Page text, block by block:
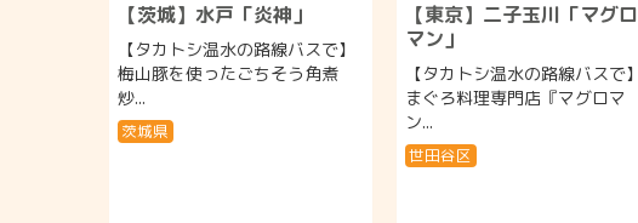
【茨城】水戸「炎神」
【タカトシ温水の路線バスで】
梅山豚を使ったごちそう角煮
炒...
茨城県
【東京】二子玉川「マグロ
マン」
【タカトシ温水の路線バスで】
まぐろ料理専門店『マグロマ
ン...
世田谷区